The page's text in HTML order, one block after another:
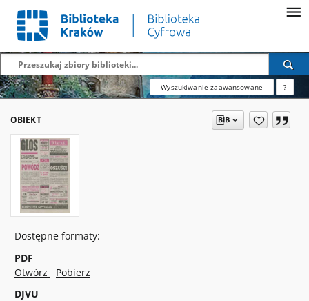
Wyszukiwanie zaawansowane ?
OBIEKT
Dostępne formaty:
PDF
Otwórz
Pobierz
DJVU